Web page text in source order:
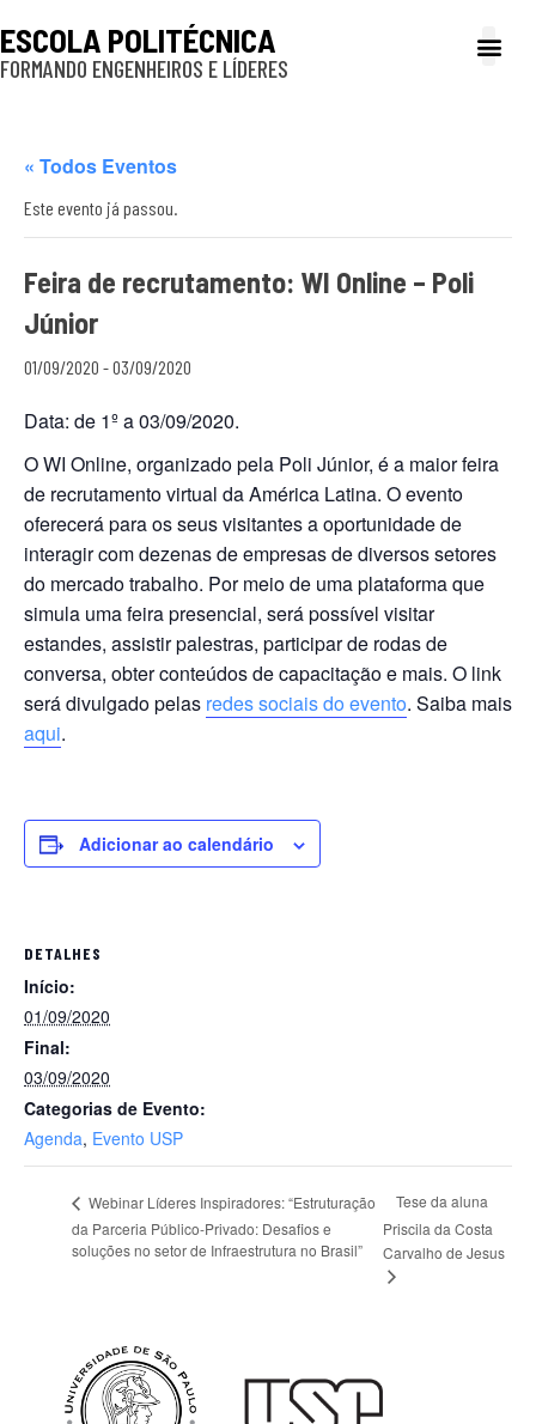
ESCOLA POLITÉCNICA
FORMANDO ENGENHEIROS E LÍDERES
« Todos Eventos
Este evento já passou.
Feira de recrutamento: WI Online – Poli
Júnior
01/09/2020 -03/09/2020
Data: de 1º a 03/09/2020.
O WI Online, organizado pela Poli Júnior, é a maior feira
de recrutamento virtual da América Latina. O evento
oferecerá para os seus visitantes a oportunidade de
interagir com dezenas de empresas de diversos setores
do mercado trabalho. Por meio de uma plataforma que
simula uma feira presencial, será possível visitar
estandes, assistir palestras, participar de rodas de
conversa, obter conteúdos de capacitação e mais. O link
será divulgado pelas redes sociais do evento. Saiba mais
aqui.
Adicionar ao calendário
DETALHES
Início:
01/09/2020
Final:
03/09/2020
Categorias de Evento:
Agenda, Evento USP
Webinar Líderes Inspiradores: “Estruturação
da Parceria Público-Privado: Desafios e
soluções no setor de Infraestrutura no Brasil”
Tese da aluna
Priscila da Costa
Carvalho de Jesus